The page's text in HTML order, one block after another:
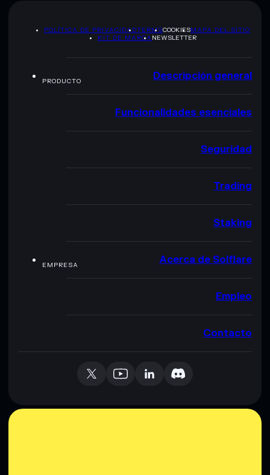
POLÍTICA DE PRIVACIDADTERMSCOOKIESMAPA DEL SITIO
KIT DE MARCA NEWSLETTER
PRODUCTO Descripción general
Funcionalidades esenciales
Seguridad
Trading
Staking
EMPRESA Acerca de Solflare
Empleo
Contacto